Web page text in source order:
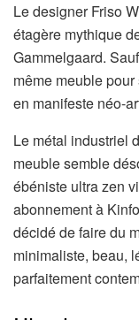
Le designer Friso
étagère mythique
Gammelgaard.
même meuble
en manifeste néo-
Le métal industriel
meuble semble
ébéniste ultra zen
abonnement à
décidé de faire du
minimaliste, beau,
parfaitement